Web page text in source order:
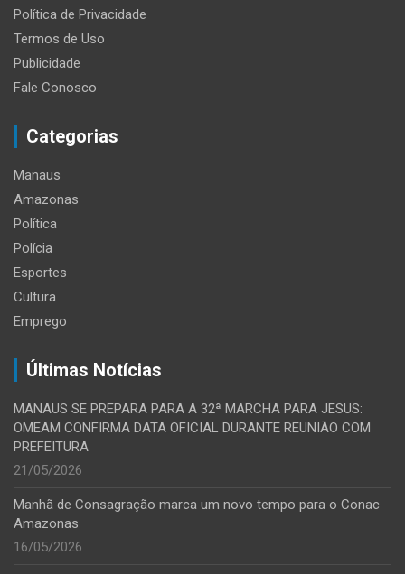
Política de Privacidade
Termos de Uso
Publicidade
Fale Conosco
Categorias
Manaus
Amazonas
Política
Polícia
Esportes
Cultura
Emprego
Últimas Notícias
MANAUS SE PREPARA PARA A 32ª MARCHA PARA JESUS:
OMEAM CONFIRMA DATA OFICIAL DURANTE REUNIÃO COM
PREFEITURA
21/05/2026
Manhã de Consagração marca um novo tempo para o Conac
Amazonas
16/05/2026